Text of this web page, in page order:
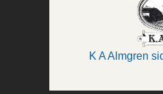
K A Almgren